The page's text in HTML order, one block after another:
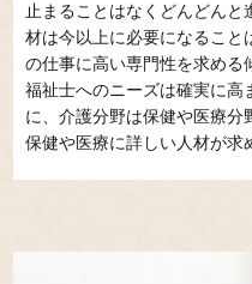
止まることはなくどんどんと
材は今以上に必要になること
の仕事に高い専門性を求める
福祉士へのニーズは確実に高
に、介護分野は保健や医療分
保健や医療に詳しい人材が求